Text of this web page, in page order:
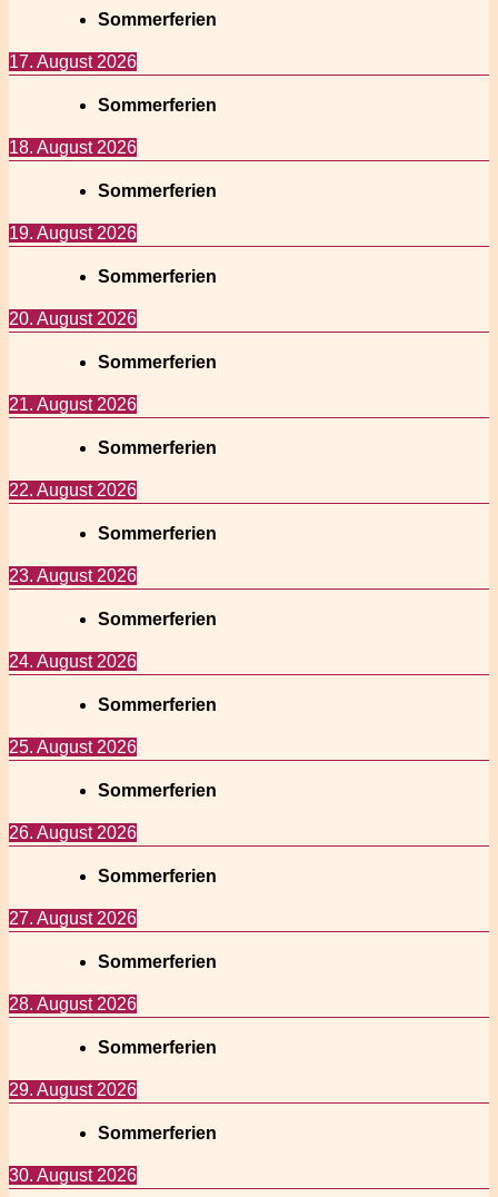
Sommerferien
17. August 2026
Sommerferien
18. August 2026
Sommerferien
19. August 2026
Sommerferien
20. August 2026
Sommerferien
21. August 2026
Sommerferien
22. August 2026
Sommerferien
23. August 2026
Sommerferien
24. August 2026
Sommerferien
25. August 2026
Sommerferien
26. August 2026
Sommerferien
27. August 2026
Sommerferien
28. August 2026
Sommerferien
29. August 2026
Sommerferien
30. August 2026